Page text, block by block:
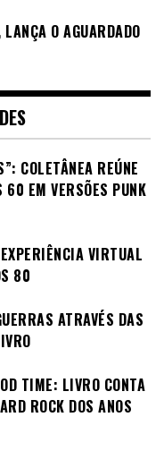
O AGUARDADO
COLETÂNEA REÚNE
60 EM VERSÕES PUNK
VIRTUAL
80
ATRAVÉS DAS
TIME: LIVRO CONTA
ROCK DOS ANOS